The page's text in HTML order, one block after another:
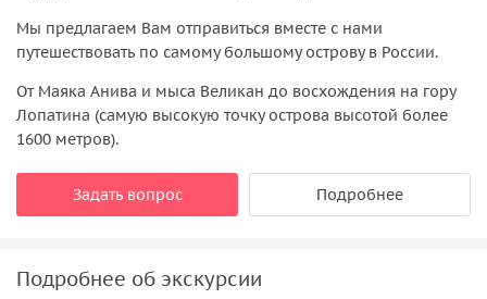
Мы предлагаем Вам отправиться вместе с нами
путешествовать по самому большому острову в России.
От Маяка Анива и мыса Великан до восхождения на гору
Лопатина (самую высокую точку острова высотой более
1600 метров).
Задать вопрос Подробнее
Подробнее об экскурсии